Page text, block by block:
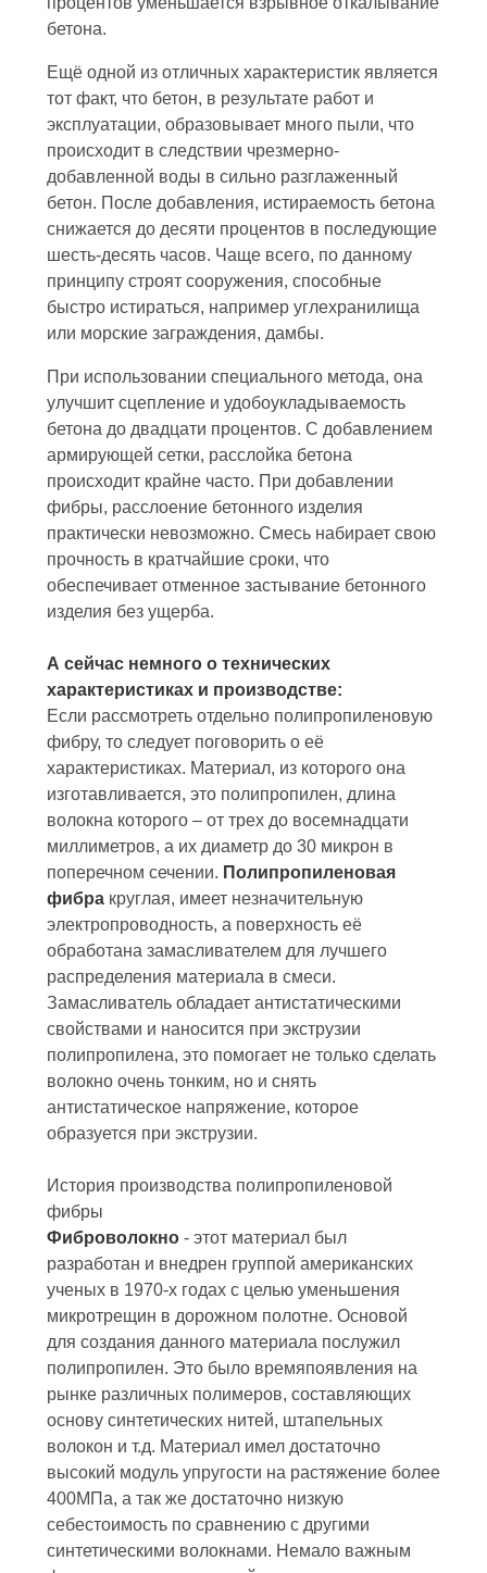
бетона.
Ещё одной из отличных характеристик является
тот факт, что бетон, в результате работ и
эксплуатации, образовывает много пыли, что
происходит в следствии чрезмерно-
добавленной воды в сильно разглаженный
бетон. После добавления, истираемость бетона
снижается до десяти процентов в последующие
шесть-десять часов. Чаще всего, по данному
принципу строят сооружения, способные
быстро истираться, например углехранилища
или морские заграждения, дамбы.
При использовании специального метода, она
улучшит сцепление и удобоукладываемость
бетона до двадцати процентов. С добавлением
армирующей сетки, расслойка бетона
происходит крайне часто. При добавлении
фибры, расслоение бетонного изделия
практически невозможно. Смесь набирает свою
прочность в кратчайшие сроки, что
обеспечивает отменное застывание бетонного
изделия без ущерба.
А сейчас немного о технических
характеристиках и производстве:
Если рассмотреть отдельно полипропиленовую
фибру, то следует поговорить о её
характеристиках. Материал, из которого она
изготавливается, это полипропилен, длина
волокна которого – от трех до восемнадцати
миллиметров, а их диаметр до 30 микрон в
поперечном сечении. Полипропиленовая
фибракруглая, имеет незначительную
электропроводность, а поверхность её
обработана замасливателем для лучшего
распределения материала в смеси.
Замасливатель обладает антистатическими
свойствами и наносится при экструзии
полипропилена, это помогает не только сделать
волокно очень тонким, но и снять
антистатическое напряжение, которое
образуется при экструзии.
История производства полипропиленовой
фибры
Фиброволокно- этот материал был
разработан и внедрен группой американских
ученых в 1970-х годах с целью уменьшения
микротрещин в дорожном полотне. Основой
для создания данного материала послужил
полипропилен. Это было времяпоявления на
рынке различных полимеров, составляющих
основу синтетических нитей, штапельных
волокон и т.д. Материал имел достаточно
высокий модуль упругости на растяжение более
400МПа, а так же достаточно низкую
себестоимость по сравнению с другими
синтетическими волокнами. Немало важным